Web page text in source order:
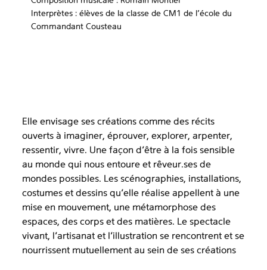
Interprètes : élèves de la classe de CM1 de l’école du
Commandant Cousteau
Elle envisage ses créations comme des récits
ouverts à imaginer, éprouver, explorer, arpenter,
ressentir, vivre. Une façon d’être à la fois sensible
au monde qui nous entoure et rêveur.ses de
mondes possibles. Les scénographies, installations,
costumes et dessins qu’elle réalise appellent à une
mise en mouvement, une métamorphose des
espaces, des corps et des matières. Le spectacle
vivant, l’artisanat et l’illustration se rencontrent et se
nourrissent mutuellement au sein de ses créations